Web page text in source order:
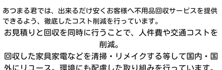
あつまる君では、出来るだけ安くお客様へ不用品回収サービスを提供
できるよう、徹底したコスト削減を行っています。
お見積りと回収を同時に行うことで、人件費や交通コストを
削減。
回収した家具家電などを清掃・リメイクする等して国内・国
外にリユース。環境にも配慮した取り組みを行っています。